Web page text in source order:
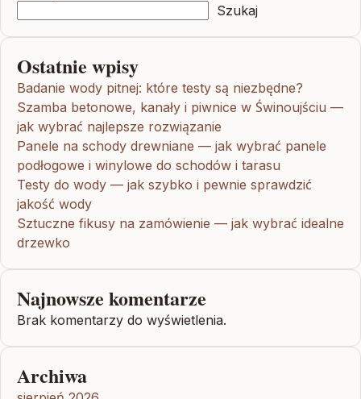
Szukaj
Ostatnie wpisy
Badanie wody pitnej: które testy są niezbędne?
Szamba betonowe, kanały i piwnice w Świnoujściu —
jak wybrać najlepsze rozwiązanie
Panele na schody drewniane — jak wybrać panele
podłogowe i winylowe do schodów i tarasu
Testy do wody — jak szybko i pewnie sprawdzić
jakość wody
Sztuczne fikusy na zamówienie — jak wybrać idealne
drzewko
Najnowsze komentarze
Brak komentarzy do wyświetlenia.
Archiwa